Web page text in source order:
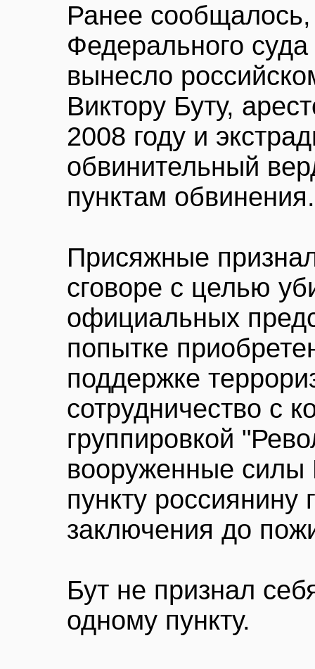
Ранее
Федерального
вынесло
Виктору Буту,
2008 году и
обвинительный
пунктам обвинения.
Присяжные
сговоре с целью
официальных
попытке
поддержке
сотрудничество с
группировкой
вооруженные
пункту россиянину
заключения до
Бут не признал
одному пункту.